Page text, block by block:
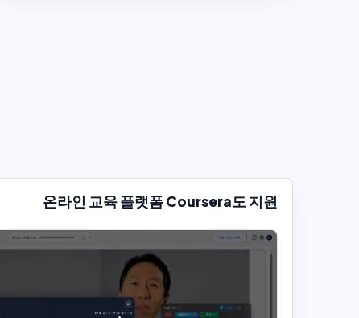
온라인 교육 플랫폼 Coursera도 지원